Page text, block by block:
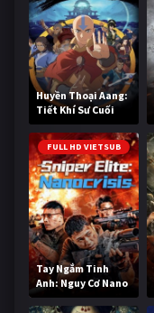
Huyền Thoại Aang:
Tiết Khí Sư Cuối
Cùng
FULL HD VIETSUB
Tay Ngắm Tinh
Anh: Nguy Cơ Nano